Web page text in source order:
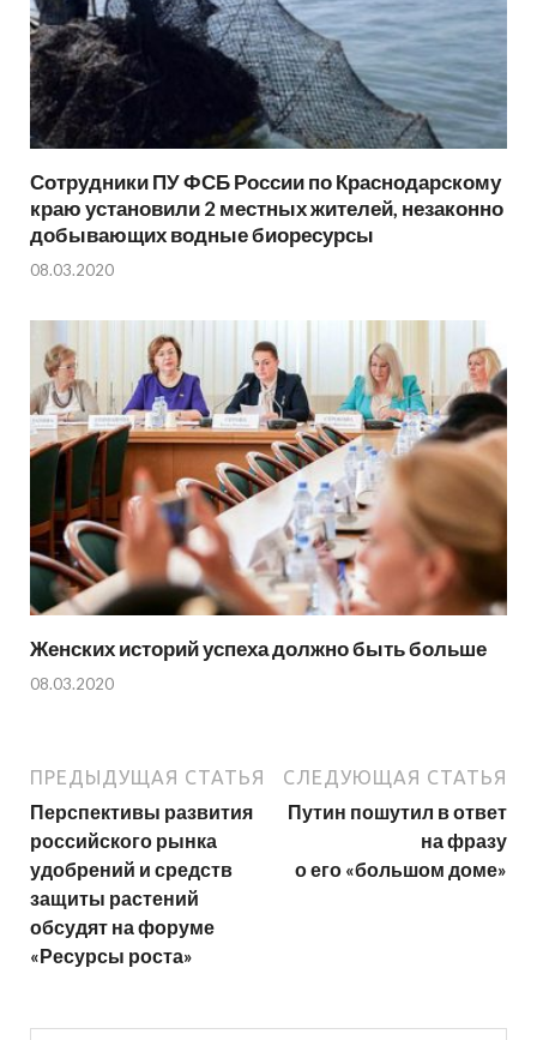
Сотрудники ПУ ФСБ России по Краснодарскому
краю установили 2 местных жителей, незаконно
добывающих водные биоресурсы
08.03.2020
Женских историй успеха должно быть больше
08.03.2020
ПРЕДЫДУЩАЯ СТАТЬЯ
Перспективы развития
российского рынка
удобрений и средств
защиты растений
обсудят на форуме
«Ресурсы роста»
СЛЕДУЮЩАЯ СТАТЬЯ
Путин пошутил в ответ
на фразу
о его «большом доме»